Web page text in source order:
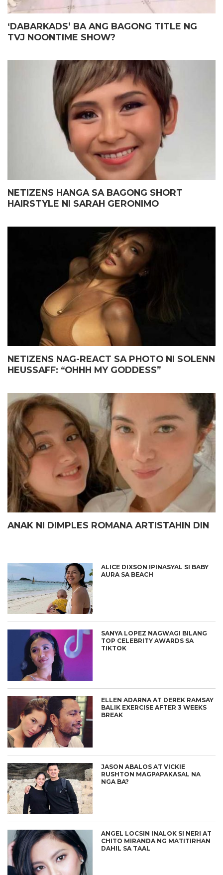
‘DABARKADS’ BA ANG BAGONG TITLE NG
TVJ NOONTIME SHOW?
NETIZENS HANGA SA BAGONG SHORT
HAIRSTYLE NI SARAH GERONIMO
NETIZENS NAG-REACT SA PHOTO NI SOLENN
HEUSSAFF: “OHHH MY GODDESS”
ANAK NI DIMPLES ROMANA ARTISTAHIN DIN
ALICE DIXSON IPINASYAL SI BABY
AURA SA BEACH
SANYA LOPEZ NAGWAGI BILANG
TOP CELEBRITY AWARDS SA
TIKTOK
ELLEN ADARNA AT DEREK RAMSAY
BALIK EXERCISE AFTER 3 WEEKS
BREAK
JASON ABALOS AT VICKIE
RUSHTON MAGPAPAKASAL NA
NGA BA?
ANGEL LOCSIN INALOK SI NERI AT
CHITO MIRANDA NG MATITIRHAN
DAHIL SA TAAL